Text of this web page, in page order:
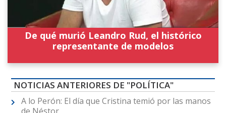
De qué murió Leandro Rud, el histórico
representante de modelos
NOTICIAS ANTERIORES DE "POLÍTICA"
A lo Perón: El día que Cristina temió por las manos